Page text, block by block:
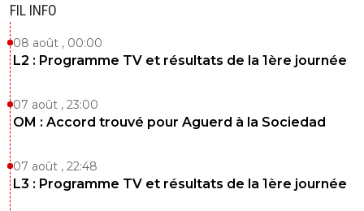
FIL INFO
08 août , 00:00
L2 : Programme TV et résultats de la 1ère journée
07 août , 23:00
OM : Accord trouvé pour Aguerd à la Sociedad
07 août , 22:48
L3 : Programme TV et résultats de la 1ère journée